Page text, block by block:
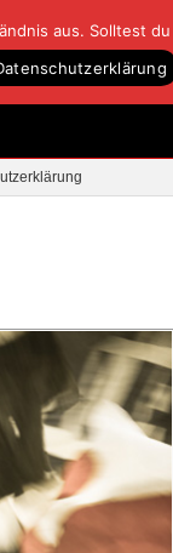
aus. Solltest